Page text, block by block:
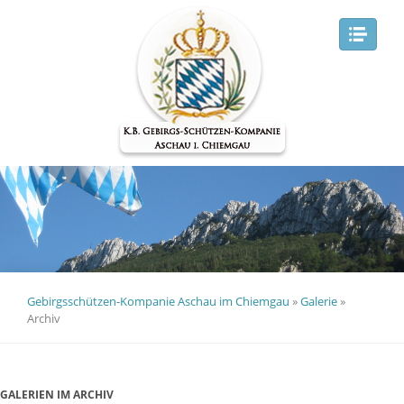
Gebirgsschützen-Kompanie Aschau im Chiemgau »Galerie»
Archiv
GALERIEN IM ARCHIV